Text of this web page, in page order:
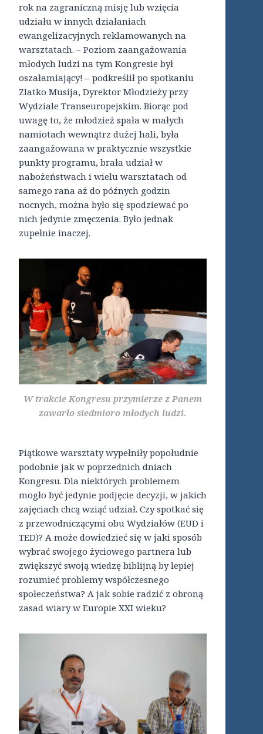
rok na zagraniczną misję lub wzięcia
udziału w innych działaniach
ewangelizacyjnych reklamowanych na
warsztatach. – Poziom zaangażowania
młodych ludzi na tym Kongresie był
oszałamiający! – podkreślił po spotkaniu
Zlatko Musija, Dyrektor Młodzieży przy
Wydziale Transeuropejskim. Biorąc pod
uwagę to, że młodzież spała w małych
namiotach wewnątrz dużej hali, była
zaangażowana w praktycznie wszystkie
punkty programu, brała udział w
nabożeństwach i wielu warsztatach od
samego rana aż do późnych godzin
nocnych, można było się spodziewać po
nich jedynie zmęczenia. Było jednak
zupełnie inaczej.
W trakcie Kongresu przymierze z Panem
zawarło siedmioro młodych ludzi.
Piątkowe warsztaty wypełniły popołudnie
podobnie jak w poprzednich dniach
Kongresu. Dla niektórych problemem
mogło być jedynie podjęcie decyzji, w jakich
zajęciach chcą wziąć udział. Czy spotkać się
z przewodniczącymi obu Wydziałów (EUD i
TED)? A może dowiedzieć się w jaki sposób
wybrać swojego życiowego partnera lub
zwiększyć swoją wiedzę biblijną by lepiej
rozumieć problemy współczesnego
społeczeństwa? A jak sobie radzić z obroną
zasad wiary w Europie XXI wieku?